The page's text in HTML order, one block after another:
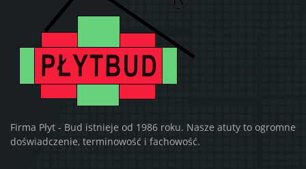
Firma Płyt - Bud istnieje od 1986 roku. Nasze atuty to ogromne
doświadczenie, terminowość i fachowość.